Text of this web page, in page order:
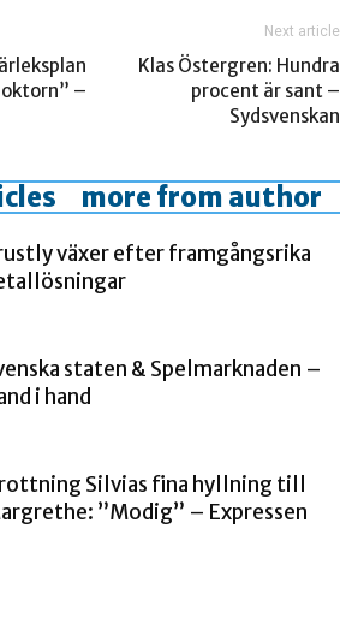
–
Next article
Klas Östergren: Hundra
procent är sant –
Sydsvenskan
more from author
växer efter framgångsrika
staten & Spelmarknaden –
i hand
Silvias fina hyllning till
”Modig” – Expressen